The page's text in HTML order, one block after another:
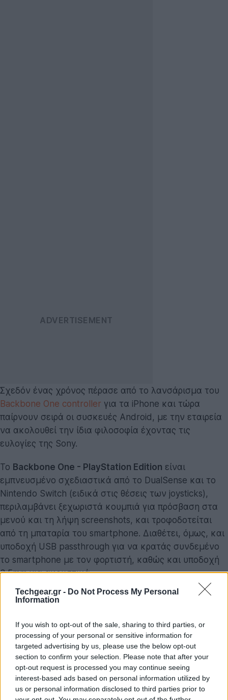
Techgear.gr - Do Not Process My Personal
Information
If you wish to opt-out of the sale, sharing to third parties, or
processing of your personal or sensitive information for
targeted advertising by us, please use the below opt-out
section to confirm your selection. Please note that after your
opt-out request is processed you may continue seeing
interest-based ads based on personal information utilized by
us or personal information disclosed to third parties prior to
Σχεδόν ένας χρόνος πέρασε από το λανσάρισμα του
Backbone One controller για τα iPhone και τώρα
παίρνουν σειρά οι συσκευές Android, με την εταιρεία
να ακολουθεί την ίδια φιλοσοφία έχοντας τις
ευλογίες της Sony.
Το Backbone One - PlayStation Edition είναι
εμπνευσμένο σχεδιαστικά από το DualSense και το
Nintendo Switch (ειδικά στις θέσεις των joysticks),
περιλαμβάνει ξεχωριστά κουμπιά για πρόσβαση στα
μενού και τη λήψη screenshots, και τροφοδοτείται
από τη μπαταρία του smartphone. Διαθέτει, όμως, και
υποδοχή USB passthrough για να κρατάς συνδεμένο
το smartphone με τον φορτιστή, καθώς και υποδοχή
3.5mm για ακουστικά.